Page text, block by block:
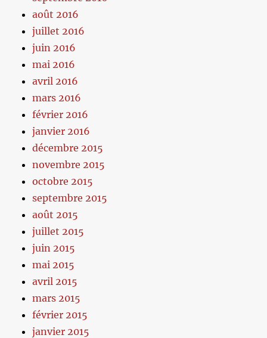
août 2016
juillet 2016
juin 2016
mai 2016
avril 2016
mars 2016
février 2016
janvier 2016
décembre 2015
novembre 2015
octobre 2015
septembre 2015
août 2015
juillet 2015
juin 2015
mai 2015
avril 2015
mars 2015
février 2015
janvier 2015